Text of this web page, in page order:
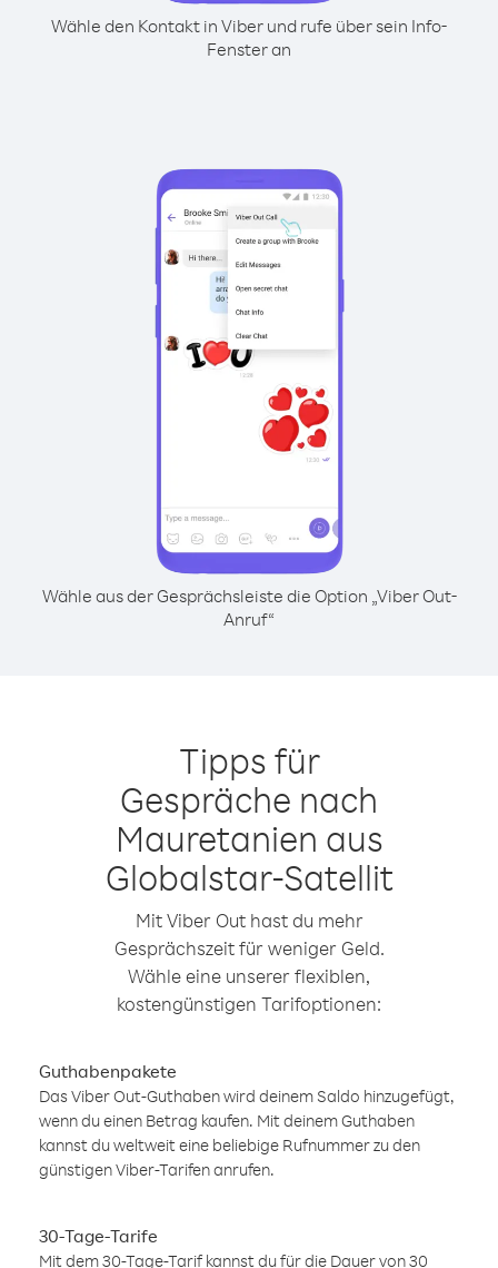
Wähle den Kontakt in Viber und rufe über sein Info-
Fenster an
Wähle aus der Gesprächsleiste die Option „Viber Out-
Anruf“
Tipps für
Gespräche nach
Mauretanien aus
Globalstar-Satellit
Mit Viber Out hast du mehr
Gesprächszeit für weniger Geld.
Wähle eine unserer flexiblen,
kostengünstigen Tarifoptionen:
Guthabenpakete
Das Viber Out-Guthaben wird deinem Saldo hinzugefügt,
wenn du einen Betrag kaufen. Mit deinem Guthaben
kannst du weltweit eine beliebige Rufnummer zu den
günstigen Viber-Tarifen anrufen.
30-Tage-Tarife
Mit dem 30-Tage-Tarif kannst du für die Dauer von 30